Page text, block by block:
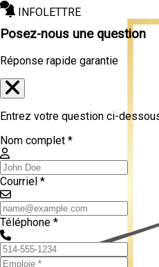
INFOLETTRE
Posez-nous une question
Réponse rapide garantie
Entrez votre question ci-
Nom complet *
Courriel *
Téléphone *